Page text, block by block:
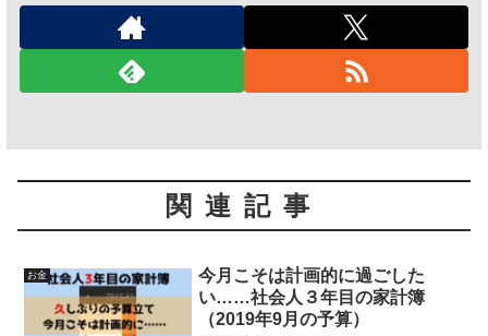
関連記事
お金
今月こそは計画的に過ごした
い……社会人３年目の家計簿
（2019年9月の予算）